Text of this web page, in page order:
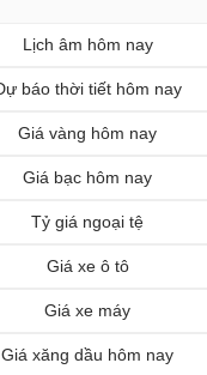
Lịch âm hôm nay
báo thời tiết hôm nay
Giá vàng hôm nay
Giá bạc hôm nay
Tỷ giá ngoại tệ
Giá xe ô tô
Giá xe máy
Giá xăng dầu hôm nay